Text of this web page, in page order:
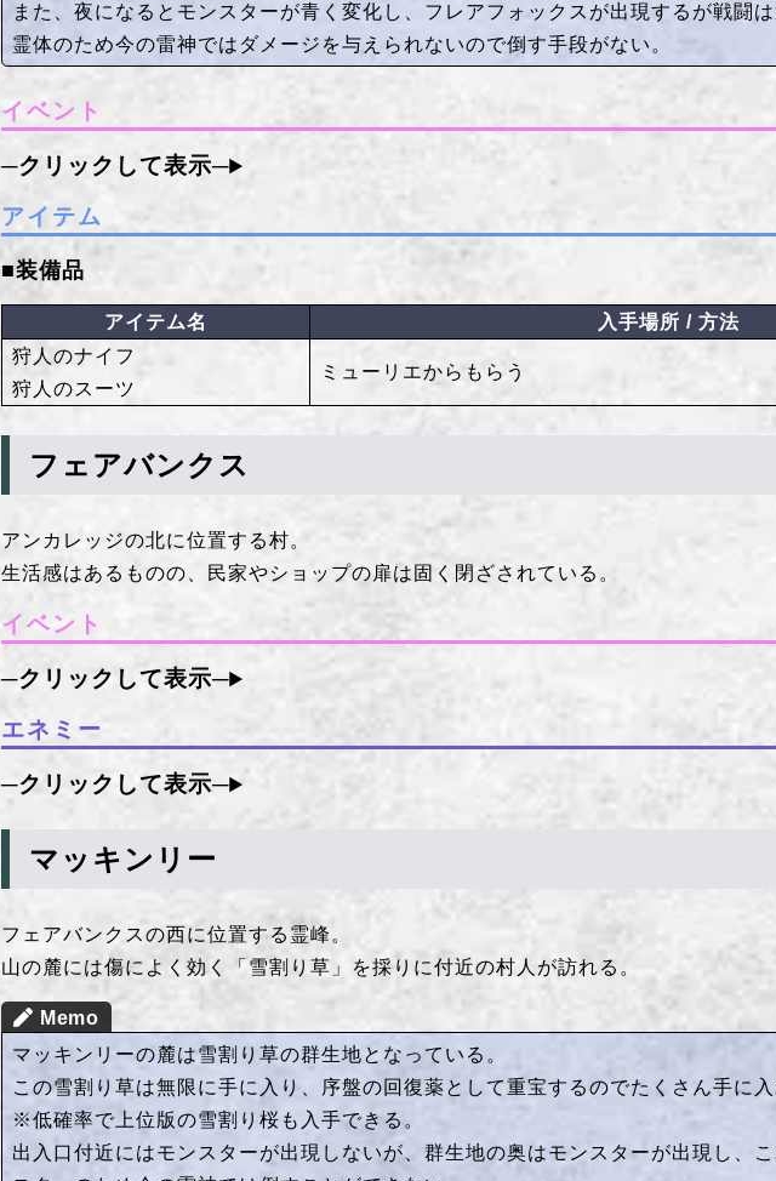
また、夜になるとモンスターが青く変化し、フレアフォックスが出現するが戦闘は
霊体のため今の雷神ではダメージを与えられないので倒す手段がない。
イベント
アイテム
■装備品
アイテム名
入手場所 / 方法
狩人のナイフ
狩人のスーツ
ミューリエからもらう
フェアバンクス
アンカレッジの北に位置する村。
生活感はあるものの、民家やショップの扉は固く閉ざされている。
イベント
エネミー
マッキンリー
フェアバンクスの西に位置する霊峰。
山の麓には傷によく効く「雪割り草」を採りに付近の村人が訪れる。
マッキンリーの麓は雪割り草の群生地となっている。
この雪割り草は無限に手に入り、序盤の回復薬として重宝するのでたくさん手に入
※低確率で上位版の雪割り桜も入手できる。
出入口付近にはモンスターが出現しないが、群生地の奥はモンスターが出現し、